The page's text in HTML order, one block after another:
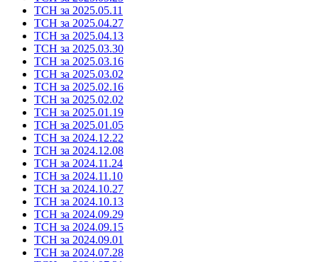
ТСН за 2025.05.11
ТСН за 2025.04.27
ТСН за 2025.04.13
ТСН за 2025.03.30
ТСН за 2025.03.16
ТСН за 2025.03.02
ТСН за 2025.02.16
ТСН за 2025.02.02
ТСН за 2025.01.19
ТСН за 2025.01.05
ТСН за 2024.12.22
ТСН за 2024.12.08
ТСН за 2024.11.24
ТСН за 2024.11.10
ТСН за 2024.10.27
ТСН за 2024.10.13
ТСН за 2024.09.29
ТСН за 2024.09.15
ТСН за 2024.09.01
ТСН за 2024.07.28